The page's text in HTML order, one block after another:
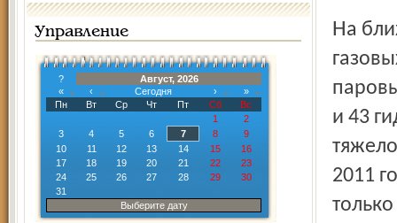
Управление
?
Август, 2026
«
‹ Сегодня ›
»
Пн
Вт Ср Чт Пт Сб
Вс
1
2
3
4 5 6 7 8
9
10
11 12 13 14 15
16
17
18 19 20 21 22
23
24
25 26 27 28 29
30
31
Выберите дату
На ближайшую пятилетку энергетики готовы закупить 120
и 43
2011